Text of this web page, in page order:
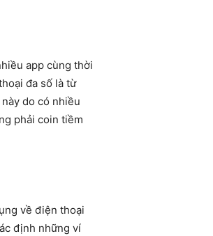
app cùng thời
đa số là từ
do có nhiều
phải coin tiềm
về điện thoại
định những ví